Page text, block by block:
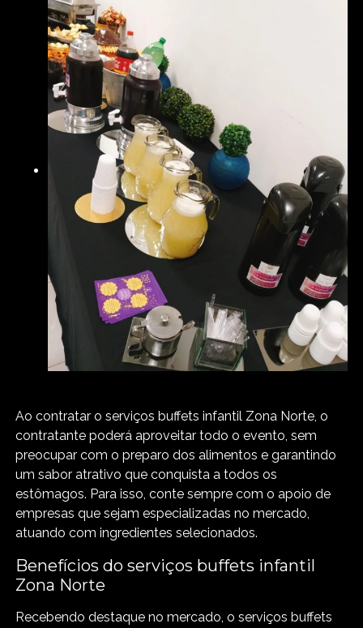
Ao contratar o serviços buffets infantil Zona Norte, o
contratante poderá aproveitar todo o evento, sem
preocupar com o preparo dos alimentos e garantindo
um sabor atrativo que conquista a todos os
estômagos. Para isso, conte sempre com o apoio de
empresas que sejam especializadas no mercado,
atuando com ingredientes selecionados.
Benefícios do serviços buffets infantil
Zona Norte
Recebendo destaque no mercado, o serviços buffets